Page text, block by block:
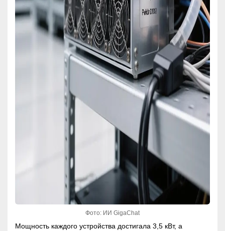
Фото: ИИ GigaChat
Мощность каждого устройства достигала 3,5 кВт, а